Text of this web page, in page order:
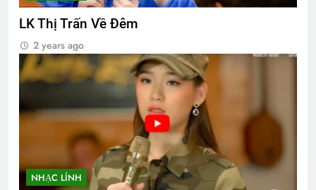
LK Thị Trấn Về Đêm
2 years ago
NHẠC LÍNH